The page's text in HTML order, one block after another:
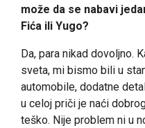
može da se nabavi
Fića ili Yugo?
Da, para nikad dovoljno.
sveta, mi bismo bili u
automobile, dodatne
u celoj priči je naći
teško. Nije problem ni u